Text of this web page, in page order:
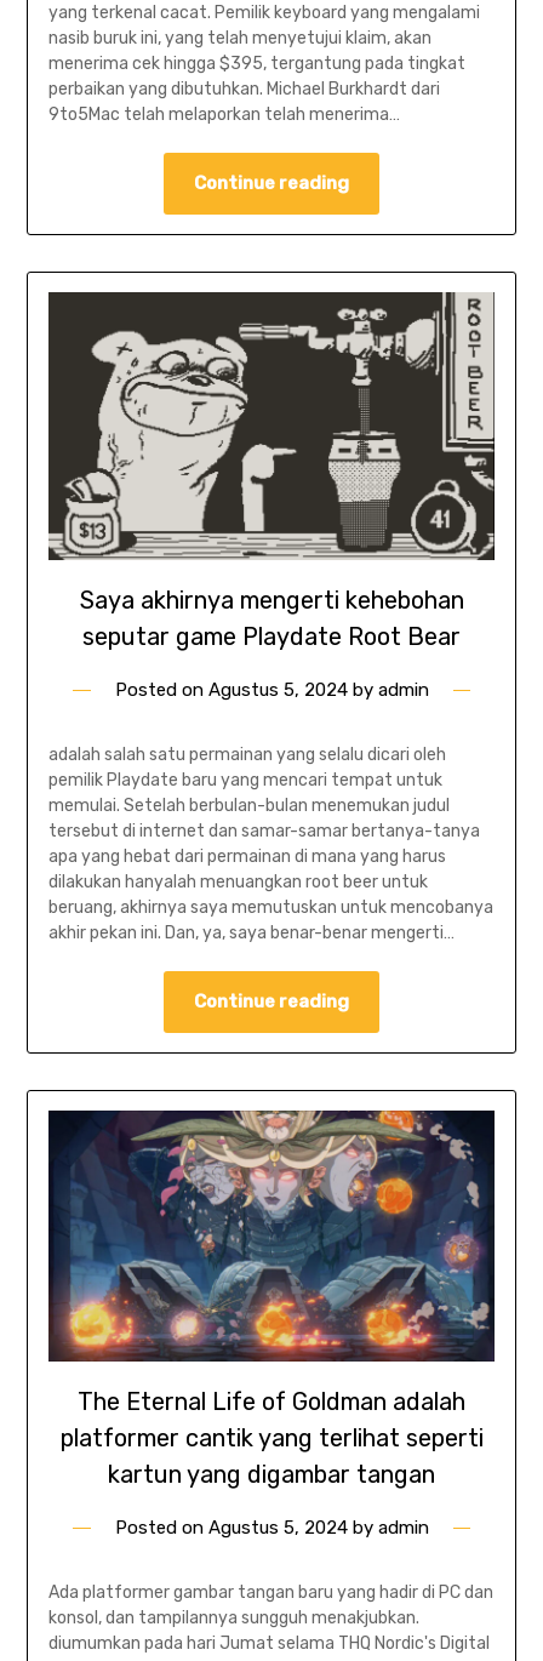
yang terkenal cacat. Pemilik keyboard yang mengalami
nasib buruk ini, yang telah menyetujui klaim, akan
menerima cek hingga $395, tergantung pada tingkat
perbaikan yang dibutuhkan. Michael Burkhardt dari
9to5Mac telah melaporkan telah menerima…
Continue reading
Saya akhirnya mengerti kehebohan
seputar game Playdate Root Bear
Posted on Agustus 5, 2024by admin
adalah salah satu permainan yang selalu dicari oleh
pemilik Playdate baru yang mencari tempat untuk
memulai. Setelah berbulan-bulan menemukan judul
tersebut di internet dan samar-samar bertanya-tanya
apa yang hebat dari permainan di mana yang harus
dilakukan hanyalah menuangkan root beer untuk
beruang, akhirnya saya memutuskan untuk mencobanya
akhir pekan ini. Dan, ya, saya benar-benar mengerti…
Continue reading
The Eternal Life of Goldman adalah
platformer cantik yang terlihat seperti
kartun yang digambar tangan
Posted on Agustus 5, 2024by admin
Ada platformer gambar tangan baru yang hadir di PC dan
konsol, dan tampilannya sungguh menakjubkan.
diumumkan pada hari Jumat selama THQ Nordic's Digital